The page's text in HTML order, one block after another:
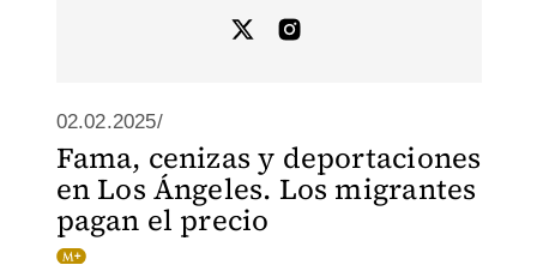
02.02.2025/
Fama, cenizas y deportaciones
en Los Ángeles. Los migrantes
pagan el precio